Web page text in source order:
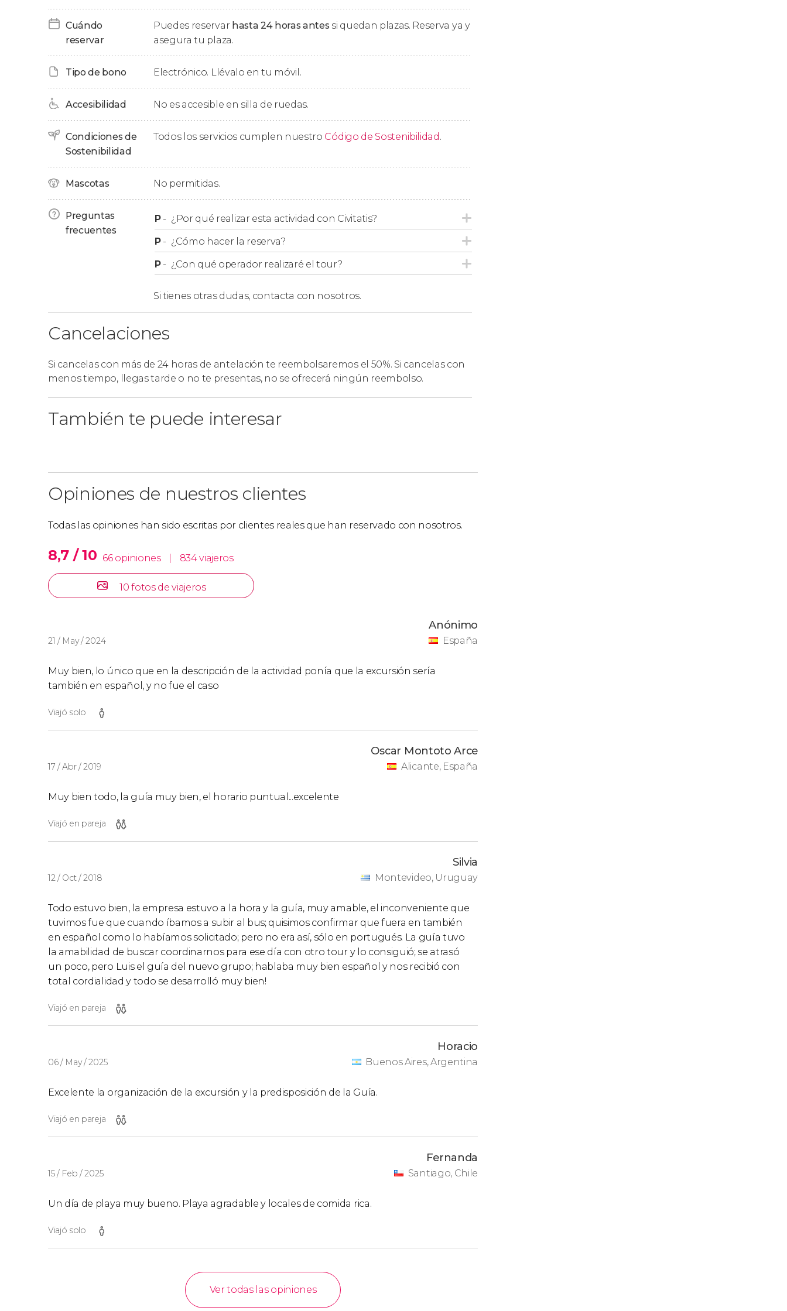
en vuestro hotel tras un total de entre ocho y nueve horas de excursión.
Recogida en el hotel
de Fortaleza
otra zona de la ciudad, el lugar de recogida os lo confirmaremos cuando nos
Cuándo
reservar
Puedes reservar hasta 24 horas antes si quedan plazas. Reserva ya y
asegura tu plaza.
Tipo de bono Electrónico. Llévalo en tu móvil.
Accesibilidad No es accesible en silla de ruedas.
Condiciones de
Sostenibilidad
Todos los servicios cumplen nuestro Código de Sostenibilidad .
Mascotas No permitidas.
Preguntas
frecuentes
P- ¿Por qué realizar esta actividad con Civitatis?
P- ¿Cómo hacer la reserva?
P- ¿Con qué operador realizaré el tour?
Si tienes otras dudas, contacta con nosotros.
Cancelaciones
Si cancelas con más de 24 horas de antelación te reembolsaremos el 50%. Si cancelas con
menos tiempo, llegas tarde o no te presentas, no se ofrecerá ningún reembolso.
También te puede interesar
Opiniones de nuestros clientes
Todas las opiniones han sido escritas por clientes reales que han reservado con nosotros.
8,7 / 10 66 opiniones 834 viajeros
10 fotos de viajeros
21 / May / 2024
Anónimo
España
Muy bien, lo único que en la descripción de la actividad ponía que la excursión sería
también en español, y no fue el caso
Viajó solo
17 / Abr / 2019
Oscar Montoto Arce
Alicante, España
Muy bien todo, la guía muy bien, el horario puntual...excelente
Viajó en pareja
12 / Oct / 2018
Silvia
Montevideo, Uruguay
Todo estuvo bien, la empresa estuvo a la hora y la guía, muy amable, el inconveniente que
tuvimos fue que cuando íbamos a subir al bus; quisimos confirmar que fuera en también
en español como lo habíamos solicitado; pero no era así, sólo en portugués. La guía tuvo
la amabilidad de buscar coordinarnos para ese día con otro tour y lo consiguió; se atrasó
un poco, pero Luis el guía del nuevo grupo; hablaba muy bien español y nos recibió con
total cordialidad y todo se desarrolló muy bien!
Viajó en pareja
06 / May / 2025
Horacio
Buenos Aires, Argentina
Excelente la organización de la excursión y la predisposición de la Guía.
Viajó en pareja
15 / Feb / 2025
Fernanda
Santiago, Chile
Un día de playa muy bueno. Playa agradable y locales de comida rica.
Viajó solo
Ver todas las opiniones